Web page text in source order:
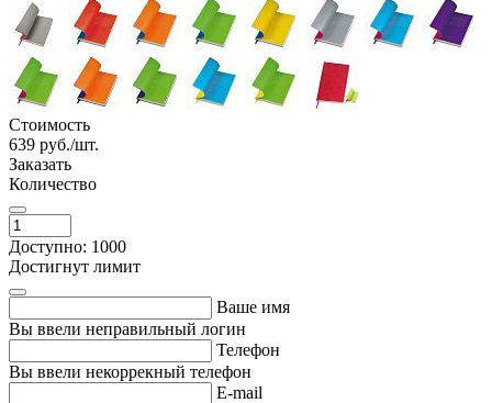
Стоимость
639 руб./шт.
Заказать
Количество
Доступно: 1000
Достигнут лимит
Ваше имя
Вы ввели неправильный логин
Телефон
Вы ввели некоррекный телефон
E-mail